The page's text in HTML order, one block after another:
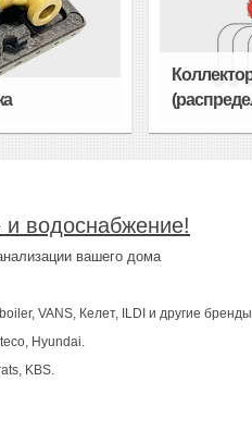
водоснабжение!
вашего дома
VANS, Келет, ILDI и другие
Hyundai.
KBS.